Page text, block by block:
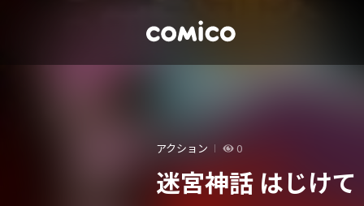
アクション 0
迷宮神話 はじけ